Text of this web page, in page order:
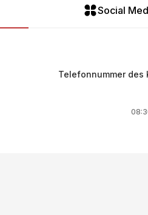
Social
Telefonnummer des